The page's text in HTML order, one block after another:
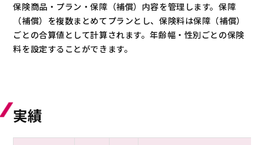
保険商品・プラン・保障（補償）内容を管理します。保障
（補償）を複数まとめてプランとし、保険料は保障（補償）
ごとの合算値として計算されます。年齢幅・性別ごとの保険
料を設定することができます。
実績